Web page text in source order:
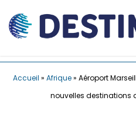
Accueil » Afrique» Aéroport
nouvelles destinations